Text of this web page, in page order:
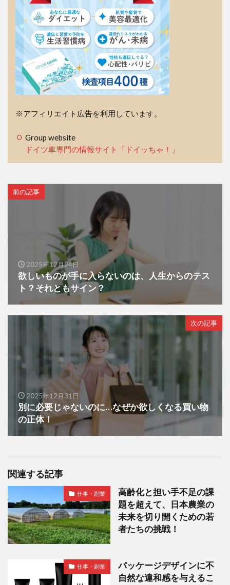
※アフィリエイト広告を利用しています。
Group website
ドイツ車専門の情報サイト「ドイッちゃ！」
前の記事
2025年12月24日
欲しいものが手に入らないのは、人生からのテス
ト？それともサイン？
次の記事
2025年12月31日
別に必要じゃないのに…なぜか欲しくなる買い物
の正体！
関連する記事
仕事・副業
高齢化と担い手不足の課
題を超えて、日本農業の
未来を切り開くための若
者たちの挑戦！
仕事・副業
パッケージデザインに不
自然な違和感を与えるこ